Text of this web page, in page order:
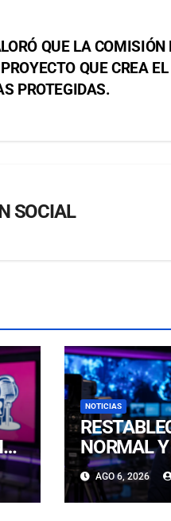
QUE LA COMISIÓN
QUE CREA EL
PROTEGIDAS.
SOCIAL
NOTICIAS
NORMAL
“PARE”
EN CALLE
JULIO
AGO 6, 2026